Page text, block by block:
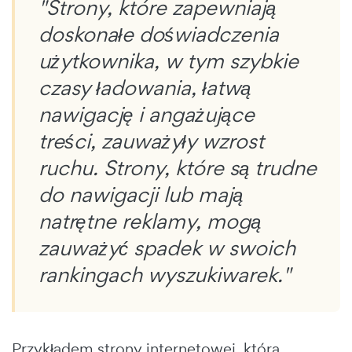
"Strony, które zapewniają
doskonałe doświadczenia
użytkownika, w tym szybkie
czasy ładowania, łatwą
nawigację i angażujące
treści, zauważyły wzrost
ruchu. Strony, które są trudne
do nawigacji lub mają
natrętne reklamy, mogą
zauważyć spadek w swoich
rankingach wyszukiwarek."